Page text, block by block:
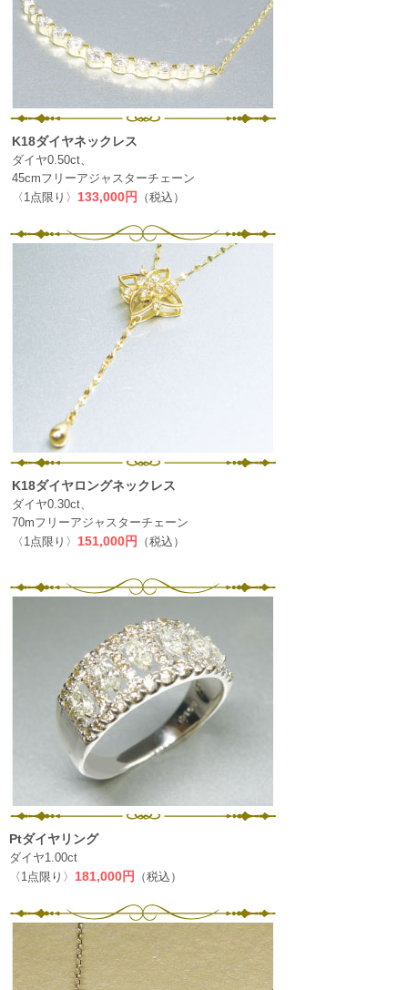
K18ダイヤネックレス
ダイヤ0.50ct、
45cmフリーアジャスターチェーン
〈1点限り〉 133,000円 （税込）
K18ダイヤロングネックレス
ダイヤ0.30ct、
70mフリーアジャスターチェーン
〈1点限り〉 151,000円 （税込）
Ptダイヤリング
ダイヤ1.00ct
〈1点限り〉 181,000円 （税込）